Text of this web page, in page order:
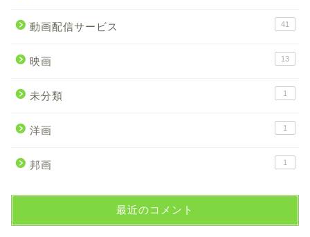
動画配信サービス 41
映画 13
未分類 1
洋画 1
邦画 1
最近のコメント